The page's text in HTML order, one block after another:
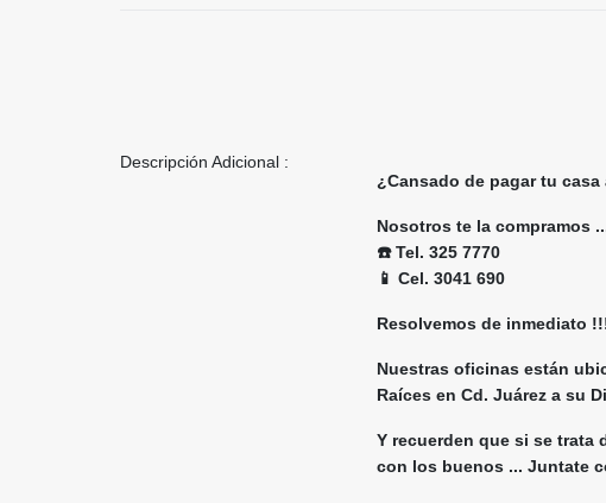
Descripción Adicional :
¿Cansado de pagar tu
Nosotros te la compramos
☎️ Tel. 325 7770
📱 Cel. 3041 690
Resolvemos de inmediato
Nuestras oficinas están
Raíces en Cd. Juárez a su
Y recuerden que si se trata
con los buenos ... Juntate